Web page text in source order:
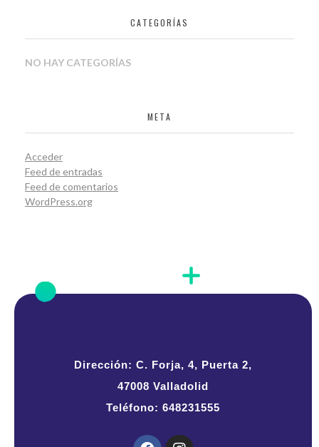
CATEGORÍAS
NO HAY CATEGORÍAS
META
Acceder
Feed de entradas
Feed de comentarios
WordPress.org
Dirección: C. Forja, 4, Puerta 2,
47008 Valladolid
Teléfono: 648231555